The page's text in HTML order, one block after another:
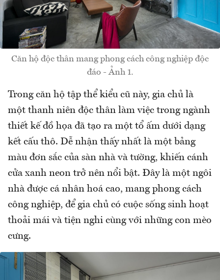
Căn hộ độc thân mang phong cách công nghiệp độc
đáo - Ảnh 1.
Trong căn hộ tập thể kiểu cũ này, gia chủ là
một thanh niên độc thân làm việc trong ngành
thiết kế đồ họa đã tạo ra một tổ ấm dưới dạng
kết cấu thô. Dễ nhận thấy nhất là một bảng
màu đơn sắc của sàn nhà và tường, khiến cánh
cửa xanh neon trở nên nổi bật. Đây là một ngôi
nhà được cá nhân hoá cao, mang phong cách
công nghiệp, để gia chủ có cuộc sống sinh hoạt
thoải mái và tiện nghi cùng với những con mèo
cưng.